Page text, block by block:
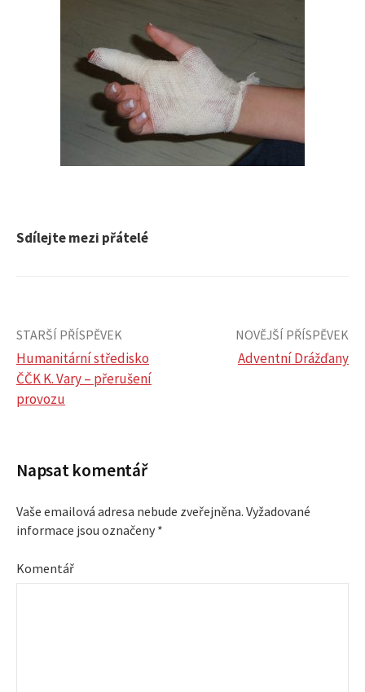
Sdílejte mezi přátelé
N
v
i
g
a
STARŠÍ PŘÍSPĚVEK
Humanitární středisko
ČČK K. Vary – přerušení
provozu
NOVĚJŠÍ PŘÍSPĚVEK
Adventní Drážďany
Napsat komentář
Vaše emailová adresa nebude zveřejněna. Vyžadované
informace jsou označeny *
Komentář